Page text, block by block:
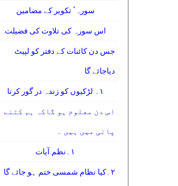
سورہٴ تکویر کے مضامین
اس سورہ کی تلاوت کی فضیلت
جس دن کائنات کے دفتر کو لپیٹ
دیاجائے گا
۱۔ لڑکیوں کو زندہ در گور کرنا
اس دن معلوم ہو گاکہ ہم کتنے
پانی میں ہیں ۔
۱۔نظم آیات
۲۔کیا نظام شمسی ختم ہو جائے گا